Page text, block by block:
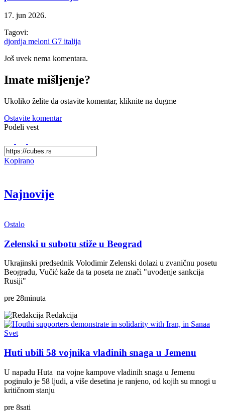
17. jun 2026.
Tagovi:
djordja meloni G7 italija
Još uvek nema komentara.
Imate mišljenje?
Ukoliko želite da ostavite komentar, kliknite na dugme
Ostavite komentar
Podeli vest
Kopirano
Najnovije
Ostalo
Zelenski u subotu stiže u Beograd
Ukrajinski predsednik Volodimir Zelenski dolazi u zvaničnu posetu
Beogradu, Vučić kaže da ta poseta ne znači "uvođenje sankcija
Rusiji"
pre 28minuta
Redakcija
Svet
Huti ubili 58 vojnika vladinih snaga u Jemenu
U napadu Huta na vojne kampove vladinih snaga u Jemenu
poginulo je 58 ljudi, a više desetina je ranjeno, od kojih su mnogi u
kritičnom stanju
pre 8sati